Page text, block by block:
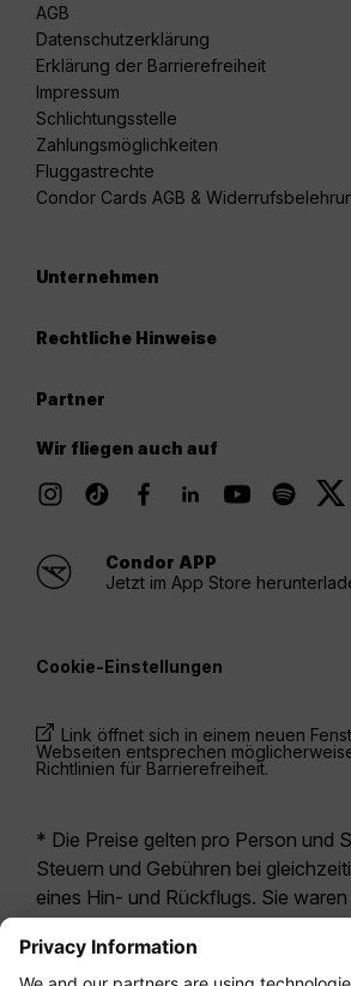
AGB
Datenschutzerklärung
Erklärung der Barrierefreiheit
Impressum
Schlichtungsstelle
Zahlungsmöglichkeiten
Fluggastrechte
Condor Cards AGB &
Unternehmen
Rechtliche Hinweise
Partner
Wir fliegen auch auf
Condor APP
Jetzt im App Store
Cookie-Einstellungen
Link öffnet sich in einem neuen
Webseiten entsprechen
Richtlinien für Barrierefreiheit.
* Die Preise gelten pro Person und
Steuern und Gebühren bei
eines Hin- und Rückflugs. Sie
letzten 24 Stunden verfügbar und
möglicherweise nicht mehr aktuell.